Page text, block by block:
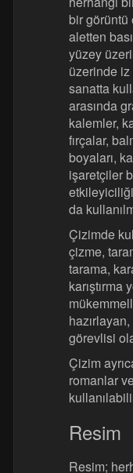
bir görüntü
aletten
yüzey
üzerinde iz
sanatta
arasında
kalemler,
fırçalar,
boyaları,
işaretçiler
da
Çizimde
çizme,
tarama,
görevlisi
Çizim
romanlar
Resim
Resim;